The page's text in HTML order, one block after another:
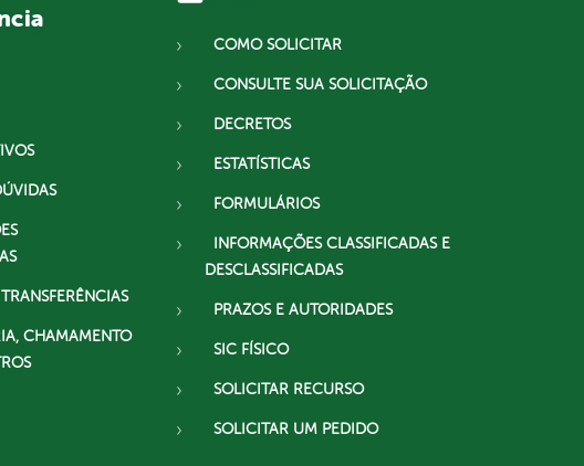
CHAMAMENTO
COMO SOLICITAR
CONSULTE SUA SOLICITAÇÃO
DECRETOS
ESTATÍSTICAS
FORMULÁRIOS
INFORMAÇÕES CLASSIFICADAS E
DESCLASSIFICADAS
PRAZOS E AUTORIDADES
SIC FÍSICO
SOLICITAR RECURSO
SOLICITAR UM PEDIDO